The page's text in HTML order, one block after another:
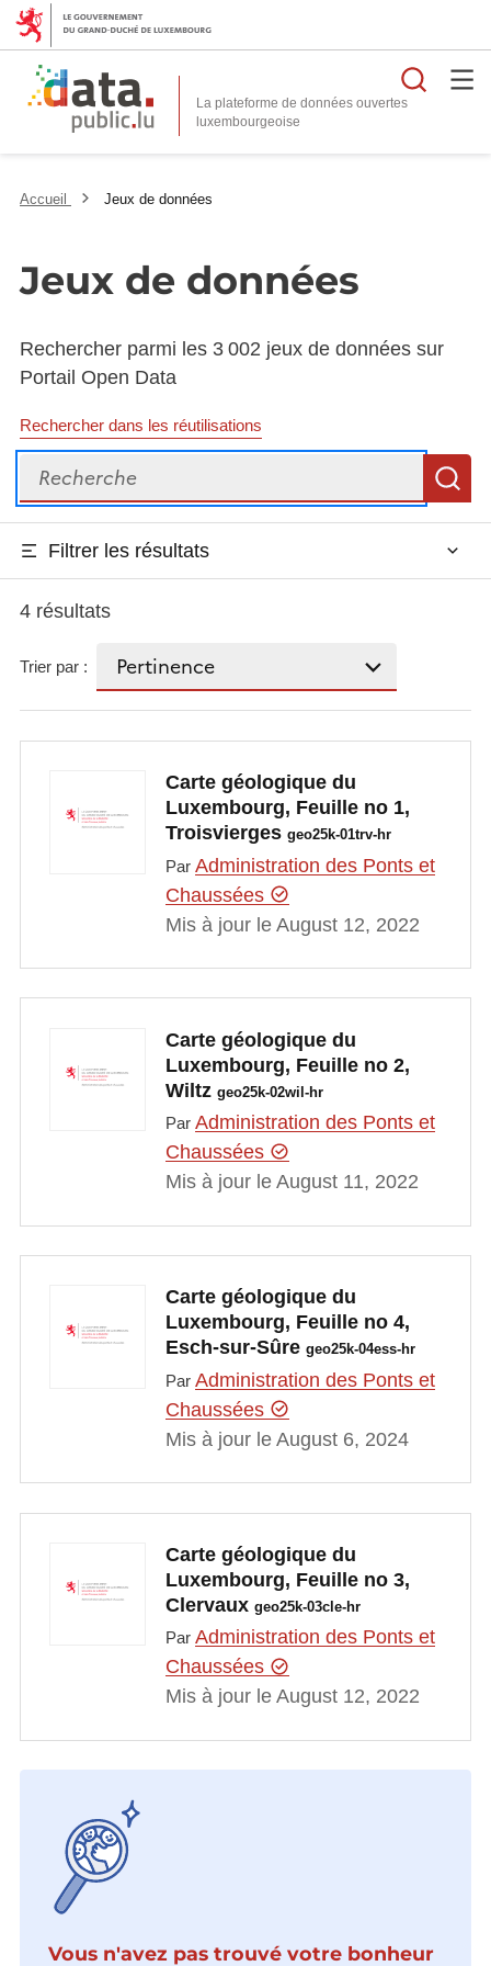
La plateforme de données ouvertes
Accueil Jeux de données
Jeux de données
Rechercher parmi les 3 002 jeux de données sur
Portail Open Data
Rechercher dans les réutilisations
Recherche
Filtrer les résultats
4 résultats
Trier par :
Carte géologique du
Luxembourg, Feuille no 1,
Troisvierges geo25k-01trv-hr
Par Administration des Ponts et
Chaussées
Mis à jour le August 12, 2022
Carte géologique du
Luxembourg, Feuille no 2,
Wiltz geo25k-02wil-hr
Par Administration des Ponts et
Chaussées
Mis à jour le August 11, 2022
Carte géologique du
Luxembourg, Feuille no 4,
Esch-sur-Sûre geo25k-04ess-hr
Par Administration des Ponts et
Chaussées
Mis à jour le August 6, 2024
Carte géologique du
Luxembourg, Feuille no 3,
Clervaux geo25k-03cle-hr
Par Administration des Ponts et
Chaussées
Mis à jour le August 12, 2022
Vous n'avez pas trouvé votre bonheur